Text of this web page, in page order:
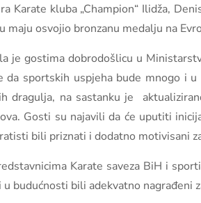
Karate kluba „Champion“ Ilidža,
maju osvojio bronzanu medalju na
je gostima dobrodošlicu u
da sportskih uspjeha bude mnogo i
dragulja, na sastanku je
Gosti su najavili da će uputiti
bili priznati i dodatno motivisani
Karate saveza BiH i
budućnosti bili adekvatno nagrađeni